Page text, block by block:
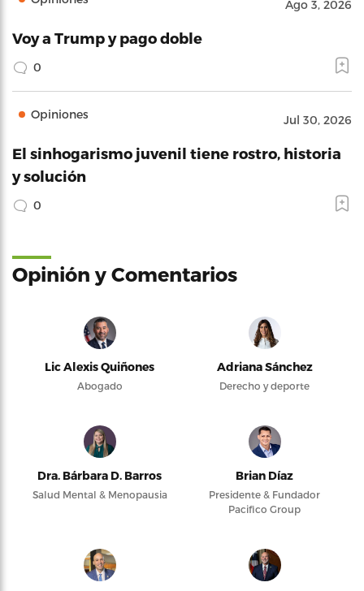
Ago 3, 2026
Voy a Trump y pago doble
0
Opiniones Jul 30, 2026
El sinhogarismo juvenil tiene rostro, historia
y solución
0
Opinión y Comentarios
Lic Alexis Quiñones
Abogado
Adriana Sánchez
Derecho y deporte
Dra. Bárbara D. Barros
Salud Mental & Menopausia
Brian Díaz
Presidente & Fundador
Pacifico Group